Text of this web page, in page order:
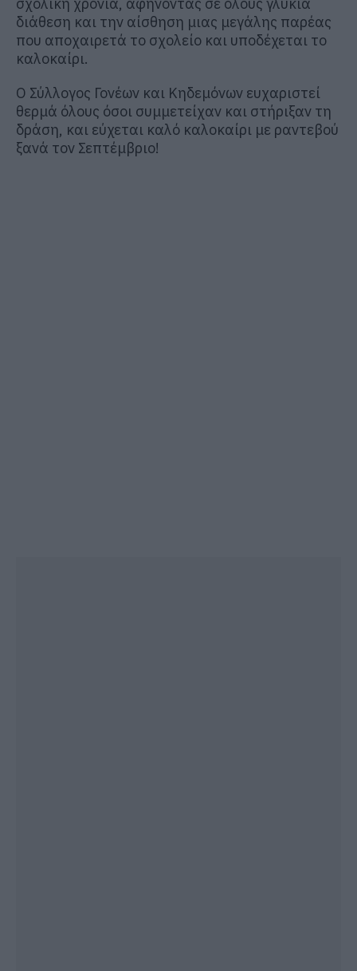
διάθεση και την αίσθηση μιας μεγάλης παρέας
που αποχαιρετά το σχολείο και υποδέχεται το
καλοκαίρι.
Ο Σύλλογος Γονέων και Κηδεμόνων ευχαριστεί
θερμά όλους όσοι συμμετείχαν και στήριξαν τη
δράση, και εύχεται καλό καλοκαίρι με ραντεβού
ξανά τον Σεπτέμβριο!